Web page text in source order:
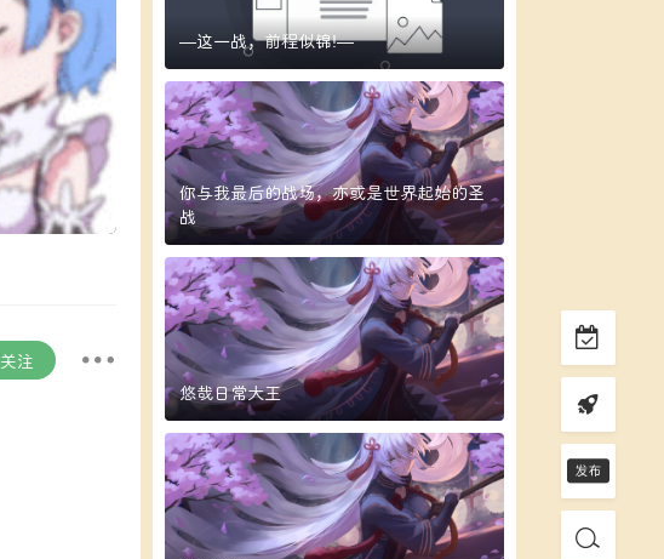
关注
—这一战，前程似锦!—
你与我最后的战场，亦或是世界起始的圣
战
悠哉日常大王